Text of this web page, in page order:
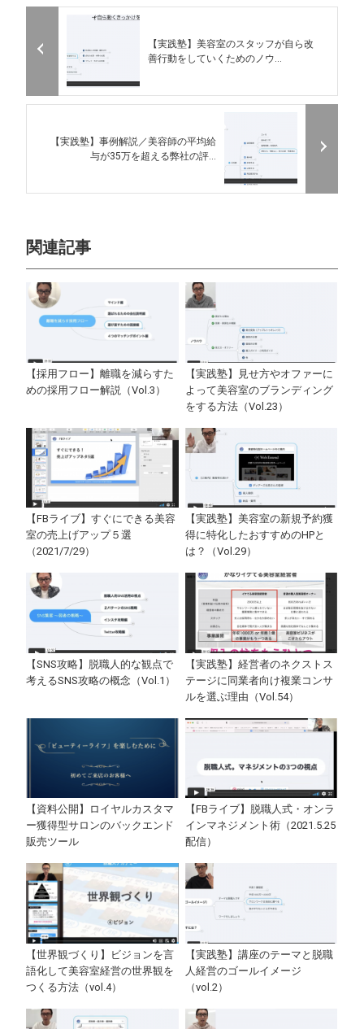
【実践塾】美容室のスタッフが自ら改
善行動をしていくためのノウ...
【実践塾】事例解説／美容師の平均給
与が35万を超える弊社の評...
関連記事
【採用フロー】離職を減らすた
めの採用フロー解説（Vol.3）
【実践塾】見せ方やオファーに
よって美容室のブランディング
をする方法（Vol.23）
【FBライブ】すぐにできる美容
室の売上げアップ５選
（2021/7/29）
【実践塾】美容室の新規予約獲
得に特化したおすすめのHPと
は？（Vol.29）
【SNS攻略】脱職人的な観点で
考えるSNS攻略の概念（Vol.1）
【実践塾】経営者のネクストス
テージに同業者向け複業コンサ
ルを選ぶ理由（Vol.54）
【資料公開】ロイヤルカスタマ
ー獲得型サロンのバックエンド
販売ツール
【FBライブ】脱職人式・オンラ
インマネジメント術（2021.5.25
配信）
【世界観づくり】ビジョンを言
語化して美容室経営の世界観を
つくる方法（vol.4）
【実践塾】講座のテーマと脱職
人経営のゴールイメージ
（vol.2）